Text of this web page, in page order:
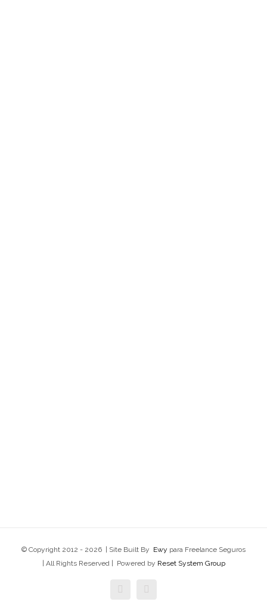
© Copyright 2012 - 2026 | Site Built By Ewy para Freelance Seguros
| All Rights Reserved | Powered by Reset System Group
Facebook